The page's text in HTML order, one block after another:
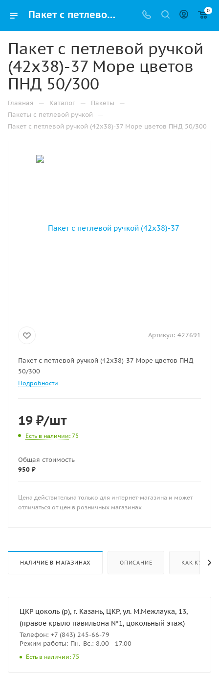
Пакет с петлевой ручкой (42х38)-37 Море цветов ПНД 50/300 купить в Казани с доставкой оптом и в розницу 0
Пакет с петлевой ручкой
(42х38)-37 Море цветов
ПНД 50/300
Главная — Каталог — Пакеты —
Пакеты с петлевой ручкой —
Пакет с петлевой ручкой (42х38)-37 Море цветов ПНД 50/300
Артикул: 427691
Пакет с петлевой ручкой (42х38)-37 Море цветов ПНД
50/300
Подробности
19 ₽/шт
Есть в наличии: 75
Общая стоимость
950 ₽
Цена действительна только для интернет-магазина и может
отличаться от цен в розничных магазинах
НАЛИЧИЕ В МАГАЗИНАХ ОПИСАНИЕ КАК КУПИТЬ
ЦКР цоколь (р), г. Казань, ЦКР, ул. М.Межлаука, 13,
(правое крыло павильона №1, цокольный этаж)
Телефон: +7 (843) 245-66-79
Режим работы: Пн.- Вс.: 8.00 - 17.00
Есть в наличии: 75